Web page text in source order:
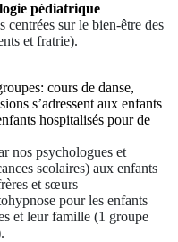
pédiatrique
centrées sur le bien-être des
et fratrie).
cours de danse,
s’adressent aux enfants
hospitalisés pour de
nos psychologues et
scolaires) aux enfants
et sœurs
pour les enfants
et leur famille (1 groupe